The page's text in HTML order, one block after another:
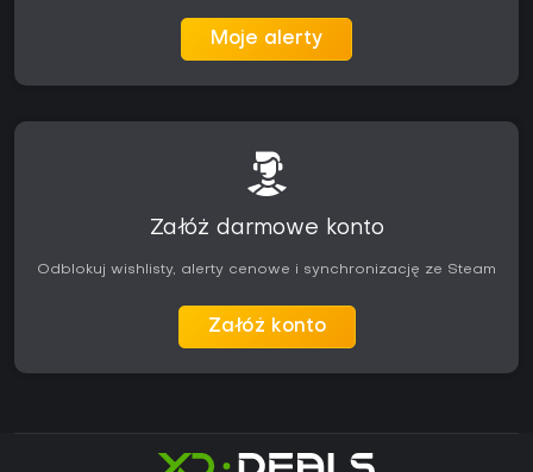
Moje alerty
Załóż darmowe konto
Odblokuj wishlisty, alerty cenowe i synchronizację ze Steam
Załóż konto